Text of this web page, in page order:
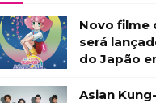
Novo filme
será
do Japão
Asian